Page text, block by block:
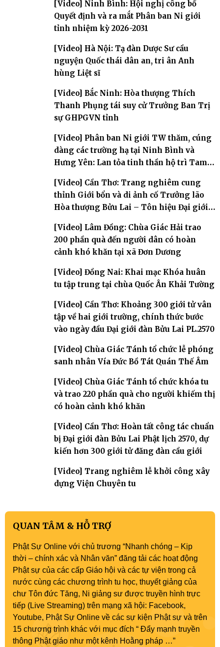
[Video] Ninh Bình: Hội nghị công bố
Quyết định và ra mắt Phân ban Ni giới
tỉnh nhiệm kỳ 2026-2031
[Video] Hà Nội: Tạ đàn Dược Sư cầu
nguyện Quốc thái dân an, tri ân Anh
hùng Liệt sĩ
[Video] Bắc Ninh: Hòa thượng Thích
Thanh Phụng tái suy cử Trưởng Ban Trị
sự GHPGVN tỉnh
[Video] Phân ban Ni giới TW thăm, cúng
dàng các trường hạ tại Ninh Bình và
Hưng Yên: Lan tỏa tinh thần hộ trì Tam
[Video] Cần Thơ: Trang nghiêm cung
thỉnh Giới bổn và di ảnh cố Trưởng lão
Hòa thượng Bửu Lai – Tôn hiệu Đại giới
[Video] Lâm Đồng: Chùa Giác Hải trao
200 phần quà đến người dân có hoàn
cảnh khó khăn tại xã Đơn Dương
[Video] Đồng Nai: Khai mạc Khóa huân
tu tập trung tại chùa Quốc Ân Khải Tường
[Video] Cần Thơ: Khoảng 300 giới tử vân
tập về hai giới trường, chính thức bước
vào ngày đầu Đại giới đàn Bửu Lai PL.2570
[Video] Chùa Giác Tánh tổ chức lễ phóng
sanh nhân Vía Đức Bồ Tát Quán Thế Âm
[Video] Chùa Giác Tánh tổ chức khóa tu
và trao 220 phần quà cho người khiếm thị
có hoàn cảnh khó khăn
[Video] Cần Thơ: Hoàn tất công tác chuẩn
bị Đại giới đàn Bửu Lai Phật lịch 2570, dự
kiến hơn 300 giới tử đăng đàn cầu giới
[Video] Trang nghiêm lễ khởi công xây
dựng Viện Chuyên tu
QUAN TÂM & HỖ TRỢ
Phật Sự Online với chủ trương “Nhanh chóng – Kịp
thời – chính xác và Nhân văn” đăng tải các hoạt động
Phật sự của các cấp Giáo hội và các tự viện trong cả
nước cùng các chương trình tu học, thuyết giảng của
chư Tôn đức Tăng, Ni giảng sư được truyền hình trực
tiếp (Live Streaming) trên mạng xã hội: Facebook,
Youtube, Phật Sự Online về các sự kiện Phật sự và trên
15 chương trình khác với mục đích “ Đẩy mạnh truyền
thông Phật giáo như một kênh Hoằng pháp …”